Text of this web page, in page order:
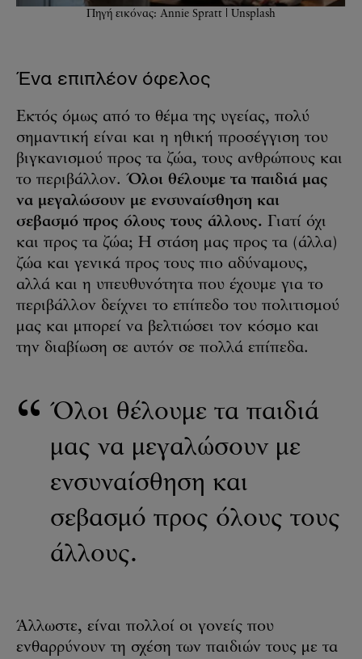
Πηγή εικόνας: Annie Spratt | Unsplash
Ένα επιπλέον όφελος
Εκτός όμως από το θέμα της υγείας, πολύ
σημαντική είναι και η ηθική προσέγγιση του
βιγκανισμού προς τα ζώα, τους ανθρώπους και
το περιβάλλον. Όλοι θέλουμε τα παιδιά μας
να μεγαλώσουν με ενσυναίσθηση και
σεβασμό προς όλους τους άλλους. Γιατί όχι
και προς τα ζώα; Η στάση μας προς τα (άλλα)
ζώα και γενικά προς τους πιο αδύναμους,
αλλά και η υπευθυνότητα που έχουμε για το
περιβάλλον δείχνει το επίπεδο του πολιτισμού
μας και μπορεί να βελτιώσει τον κόσμο και
την διαβίωση σε αυτόν σε πολλά επίπεδα.
Όλοι θέλουμε τα παιδιά
μας να μεγαλώσουν με
ενσυναίσθηση και
σεβασμό προς όλους τους
άλλους.
Άλλωστε, είναι πολλοί οι γονείς που
ενθαρρύνουν τη σχέση των παιδιών τους με τα